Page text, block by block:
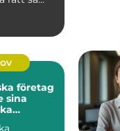
företag
sina